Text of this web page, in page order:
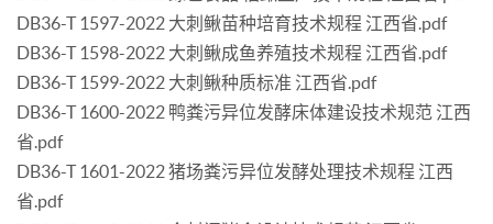
DB36-T 1597-2022 大刺鳅苗种培育技术规程 江西省.pdf
DB36-T 1598-2022 大刺鳅成鱼养殖技术规程 江西省.pdf
DB36-T 1599-2022 大刺鳅种质标准 江西省.pdf
DB36-T 1600-2022 鸭粪污异位发酵床体建设技术规范 江西
省.pdf
DB36-T 1601-2022 猪场粪污异位发酵处理技术规程 江西
省.pdf